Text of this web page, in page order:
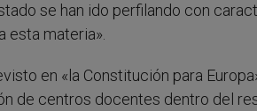
se han ido perfilando con
esta materia».
en «la Constitución para
de centros docentes dentro del